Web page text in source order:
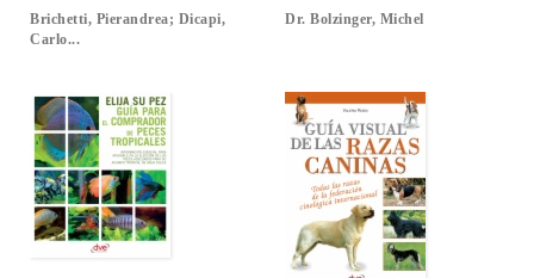
Brichetti, Pierandrea; Dicapi,
Carlo...
Dr. Bolzinger, Michel